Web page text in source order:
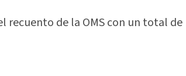
recuento de la OMS con un total de